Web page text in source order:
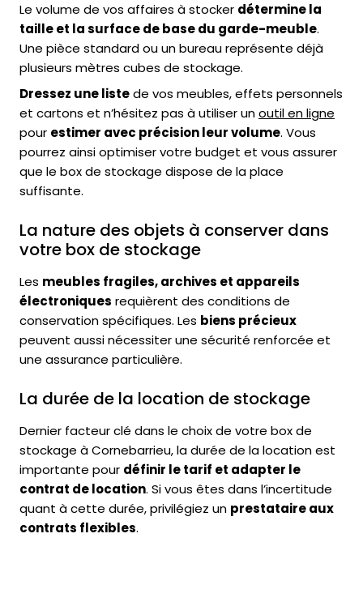
Le volume de vos affaires à stocker détermine la
taille et la surface de base du garde-meuble.
Une pièce standard ou un bureau représente déjà
plusieurs mètres cubes de stockage.
Dressez une listede vos meubles, effets personnels
et cartons et n’hésitez pas à utiliser unoutil en ligne
pour estimer avec précision leur volume. Vous
pourrez ainsi optimiser votre budget et vous assurer
que le box de stockage dispose de la place
suffisante.
La nature des objets à conserver dans
votre box de stockage
Les meubles fragiles, archives et appareils
électroniques requièrent des conditions de
conservation spécifiques. Les biens précieux
peuvent aussi nécessiter une sécurité renforcée et
une assurance particulière.
La durée de la location de stockage
Dernier facteur clé dans le choix de votre box de
stockage à Cornebarrieu, la durée de la location est
importante pour définir le tarif et adapter le
contrat de location. Si vous êtes dans l’incertitude
quant à cette durée, privilégiez un prestataire aux
contrats flexibles.